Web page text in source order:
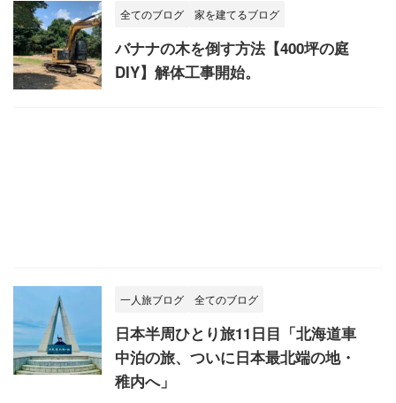
全てのブログ 家を建てるブログ
バナナの木を倒す方法【400坪の庭
DIY】解体工事開始。
一人旅ブログ 全てのブログ
日本半周ひとり旅11日目「北海道車
中泊の旅、ついに日本最北端の地・
稚内へ」